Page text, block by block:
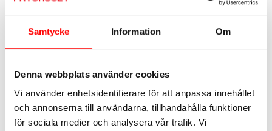
Samtycke Information Om
Denna webbplats använder cookies
Vi använder enhetsidentifierare för att anpassa innehållet
och annonserna till användarna, tillhandahålla funktioner
för sociala medier och analysera vår trafik. Vi
Senast de besökte Sverige var så sent som i våras, då
mellan Luger och skivbolaget Year0001. Nu, due to public
demand, återvänder en av dansscenens mest euforiska
Fryshuset.
Arrangeras av Luger
Ålder: 13år
Biljetter:https://www.ticketmaster.se/event/1344768298